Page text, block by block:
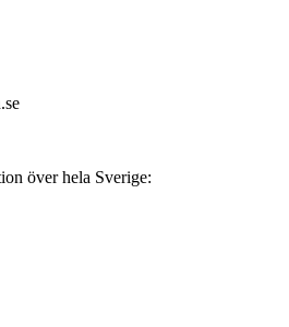
över hela Sverige: